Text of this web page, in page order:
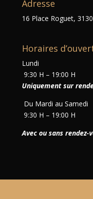
Adresse
16 Place Roguet,
Horaires
Lundi
9:30 H – 19:00 H
Uniquement sur
Du Mardi au Samedi
9:30 H – 19:00 H
Avec ou sans rendez-